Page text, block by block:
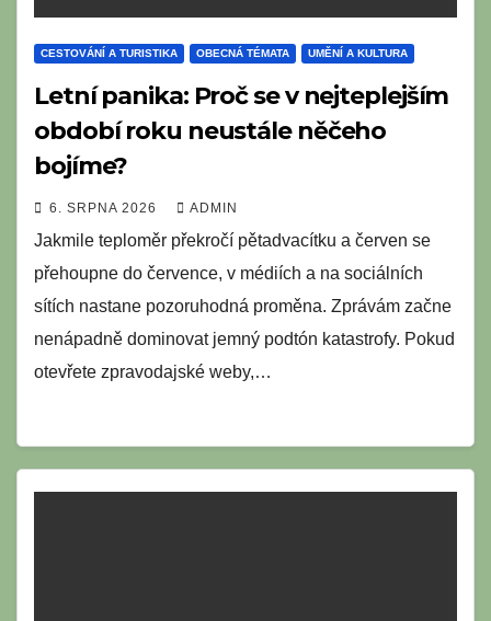
CESTOVÁNÍ A TURISTIKA OBECNÁ TÉMATA UMĚNÍ A KULTURA
Letní panika: Proč se v nejteplejším
období roku neustále něčeho
bojíme?
6. SRPNA 2026 ADMIN
Jakmile teploměr překročí pětadvacítku a červen se
přehoupne do července, v médiích a na sociálních
sítích nastane pozoruhodná proměna. Zprávám začne
nenápadně dominovat jemný podtón katastrofy. Pokud
otevřete zpravodajské weby,…